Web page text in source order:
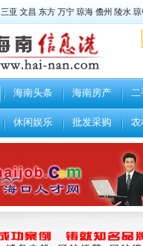
三亚 文昌 东方 万宁 琼海 儋州 陵水 琼
海南头条 海南房产 二
休闲娱乐 批发采购 农